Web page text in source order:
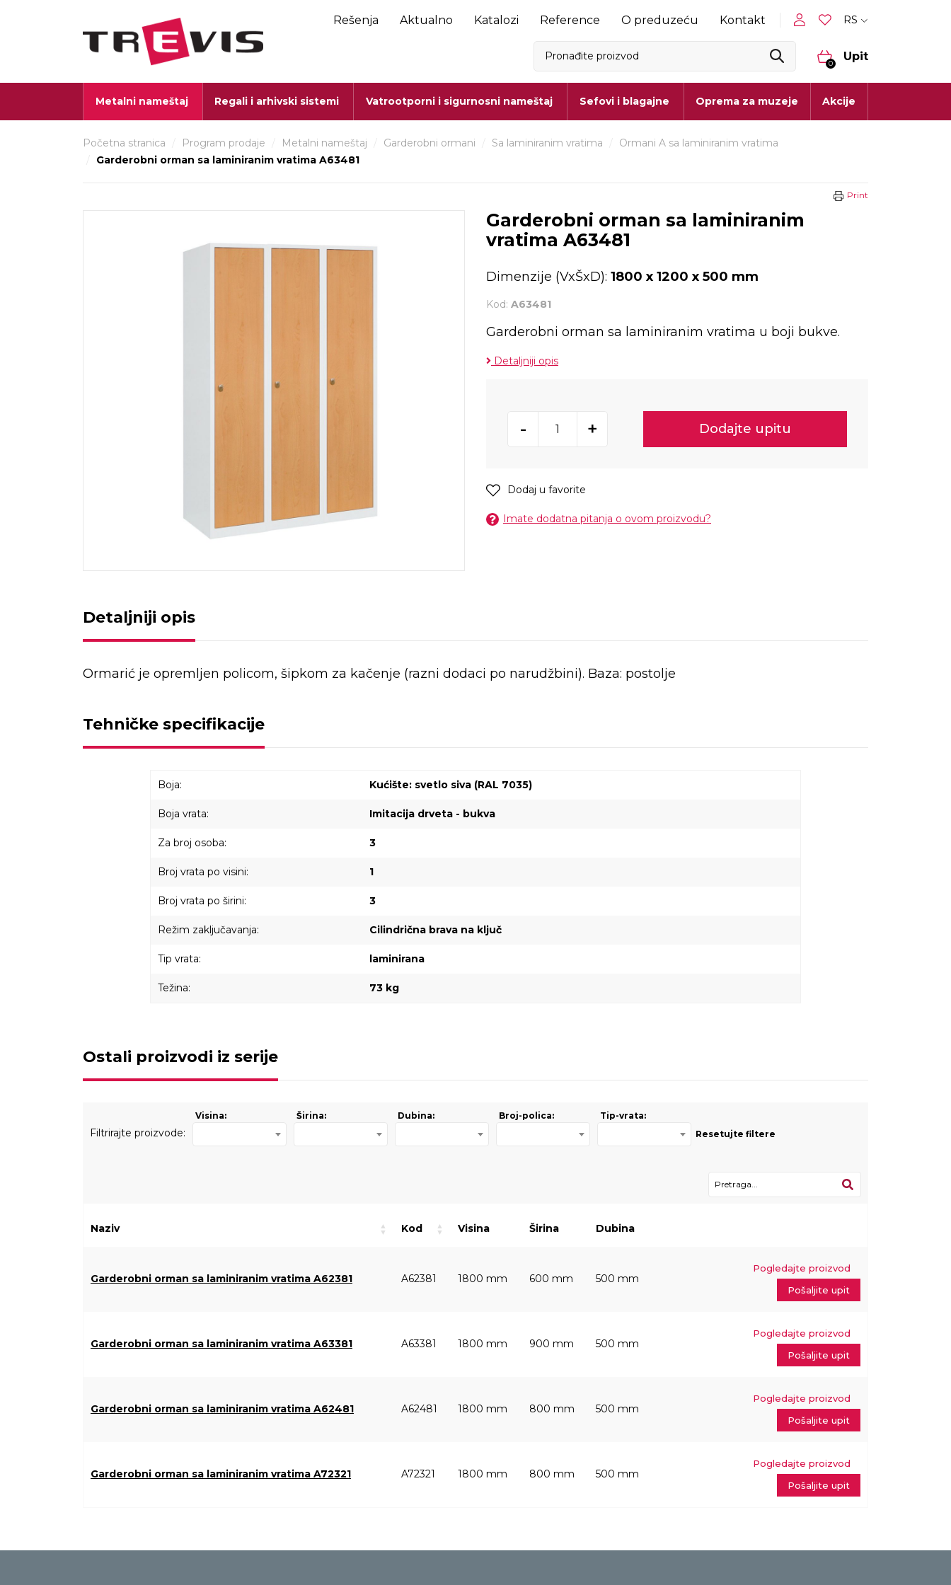
Rešenja Aktualno Katalozi Reference O preduzeću Kontakt RS
0
Upit
Metalni nameštaj Regali i arhivski sistemi Vatrootporni i sigurnosni nameštaj Sefovi i blagajne Oprema za muzeje Akcije
Početna stranica Program prodaje Metalni nameštaj Garderobni ormani Sa laminiranim vratima
Ormani A sa laminiranim vratima
Garderobni orman sa laminiranim vratima A63481
Print
Garderobni orman sa laminiranim
vratima A63481
Dimenzije (VxŠxD): 1800 x 1200 x 500 mm
Kod: A63481
Garderobni orman sa laminiranim vratima u boji bukve.
Detaljniji opis
- + Dodajte upitu
Dodaj u favorite
Imate dodatna pitanja o ovom proizvodu?
Detaljniji opis
Ormarić je opremljen policom, šipkom za kačenje (razni dodaci po narudžbini). Baza: postolje
Tehničke specifikacije
Boja: Kućište: svetlo siva (RAL 7035)
Boja vrata: Imitacija drveta - bukva
Za broj osoba: 3
Broj vrata po visini: 1
Broj vrata po širini: 3
Režim zaključavanja: Cilindrična brava na ključ
Tip vrata: laminirana
Težina: 73 kg
Ostali proizvodi iz serije
Filtrirajte proizvode:
Visina: Širina: Dubina: Broj-polica:
Tip-vrata:
Resetujte filtere
Naziv Kod Visina Širina Dubina
Garderobni orman sa laminiranim vratima A62381 A62381 1800 mm 600 mm 500 mm
Pogledajte proizvod
Pošaljite upit
Garderobni orman sa laminiranim vratima A63381 A63381 1800 mm 900 mm 500 mm
Pogledajte proizvod
Pošaljite upit
Garderobni orman sa laminiranim vratima A62481 A62481 1800 mm 800 mm 500 mm
Pogledajte proizvod
Pošaljite upit
Garderobni orman sa laminiranim vratima A72321 A72321 1800 mm 800 mm 500 mm
Pogledajte proizvod
Pošaljite upit